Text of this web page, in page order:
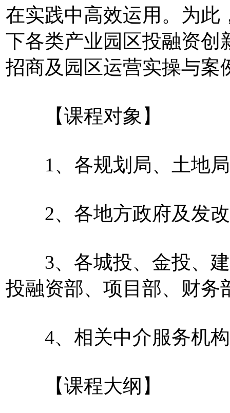
在实践中高效运用。为此
下各类产业园区投融资创
招商及园区运营实操与案
【课程对象】
1、各规划局、土地局
2、各地方政府及发改
3、各城投、金投、建
投融资部、项目部、财务
4、相关中介服务机构
【课程大纲】